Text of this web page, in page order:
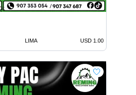
LIMA USD 1.00